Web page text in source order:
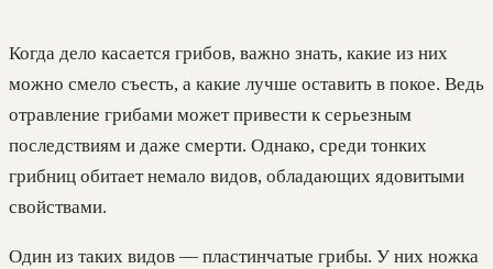
Когда дело касается грибов, важно знать, какие из них
можно смело съесть, а какие лучше оставить в покое. Ведь
отравление грибами может привести к серьезным
последствиям и даже смерти. Однако, среди тонких
грибниц обитает немало видов, обладающих ядовитыми
свойствами.
Один из таких видов — пластинчатые грибы. У них ножка